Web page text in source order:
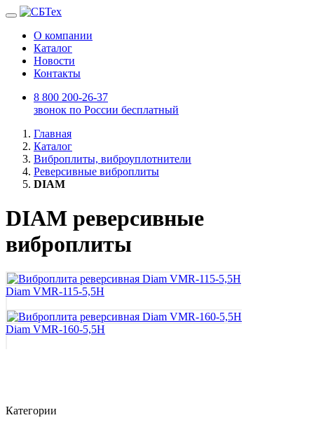
О компании
Каталог
Новости
Контакты
8 800 200-26-37
звонок по России бесплатный
Главная
Каталог
Виброплиты, виброуплотнители
Реверсивные виброплиты
DIAM
DIAM реверсивные
виброплиты
Diam VMR-115-5,5H
Diam VMR-160-5,5H
Категории